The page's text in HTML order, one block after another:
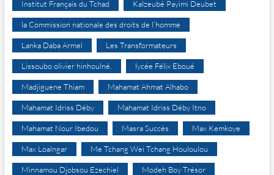
Institut Français du Tchad Kalzeubé Payimi Deubet
la Commission nationale des droits de l’homme
Lanka Daba Armel Les Transformateurs
Lissoubo olivier hinhoulné. lycée Félix Eboué
Madjiguene Thiam Mahamat Ahmat Alhabo
Mahamat Idriss Déby Mahamat Idriss Déby Itno
Mahamat Nour Ibedou Masra Succès Max Kemkoye
Max Loalngar Me Tchang Wei Tchang Houloulou
Minnamou Djobsou Ezechiel Modeh Boy Trésor